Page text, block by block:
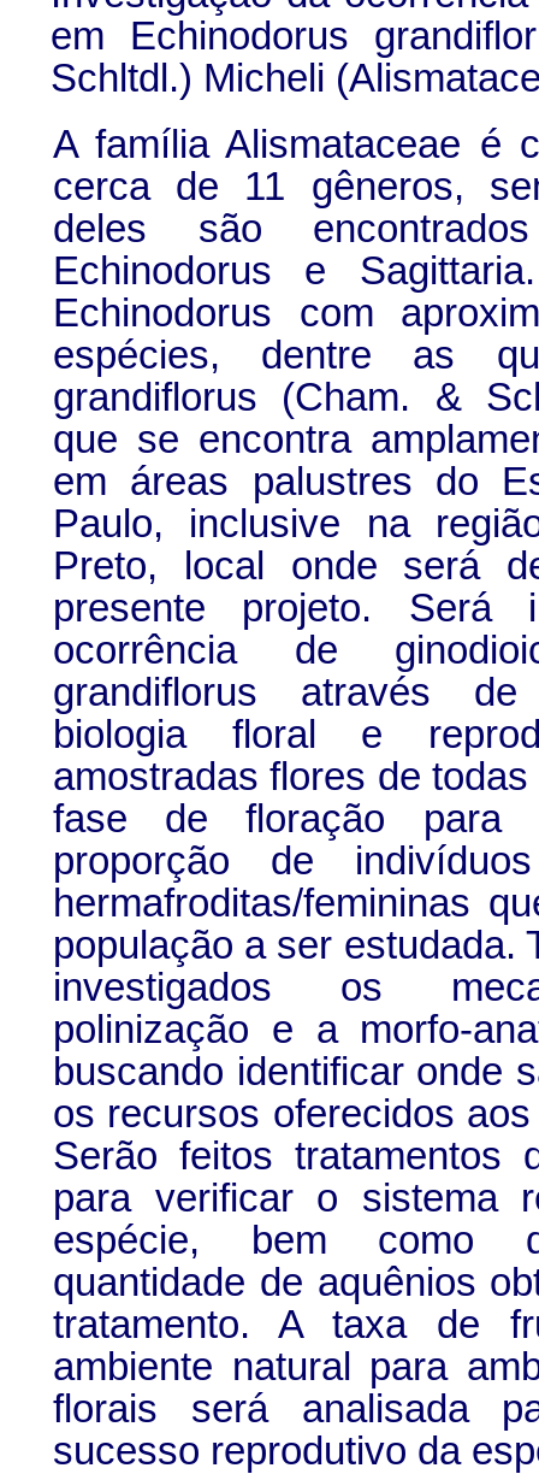
em Echinodorus
Schltdl.) Micheli
A família Alismataceae é
cerca de 11 gêneros,
deles são
Echinodorus e
Echinodorus com
espécies, dentre as
grandiflorus (Cham. &
que se encontra
em áreas palustres do
Paulo, inclusive na
Preto, local onde será
presente projeto. Será
ocorrência de
grandiflorus através
biologia floral e
amostradas flores de
fase de floração para
proporção de
hermafroditas/femininas
população a ser estudada.
investigados os
polinização e a morfo-
buscando identificar onde
os recursos oferecidos
Serão feitos tratamentos
para verificar o sistema
espécie, bem como
quantidade de aquênios
tratamento. A taxa de
ambiente natural para
florais será analisada
sucesso reprodutivo da